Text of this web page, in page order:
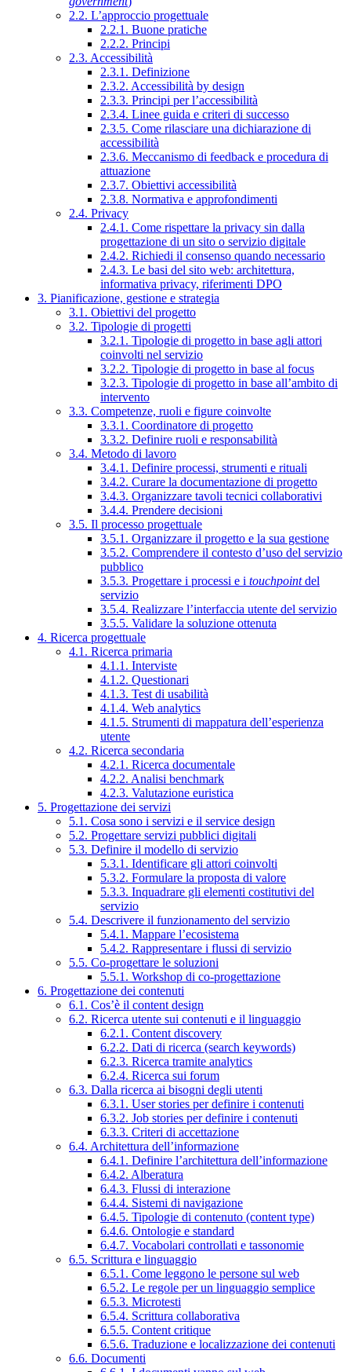
2.2. L’approccio progettuale
2.2.1. Buone pratiche
2.2.2. Principi
2.3. Accessibilità
2.3.1. Definizione
2.3.2. Accessibilità by design
2.3.3. Principi per l’accessibilità
2.3.4. Linee guida e criteri di successo
2.3.5. Come rilasciare una dichiarazione di
accessibilità
2.3.6. Meccanismo di feedback e procedura di
attuazione
2.3.7. Obiettivi accessibilità
2.3.8. Normativa e approfondimenti
2.4. Privacy
2.4.1. Come rispettare la privacy sin dalla
progettazione di un sito o servizio digitale
2.4.2. Richiedi il consenso quando necessario
2.4.3. Le basi del sito web: architettura,
informativa privacy, riferimenti DPO
3. Pianificazione, gestione e strategia
3.1. Obiettivi del progetto
3.2. Tipologie di progetti
3.2.1. Tipologie di progetto in base agli attori
coinvolti nel servizio
3.2.2. Tipologie di progetto in base al focus
3.2.3. Tipologie di progetto in base all’ambito di
intervento
3.3. Competenze, ruoli e figure coinvolte
3.3.1. Coordinatore di progetto
3.3.2. Definire ruoli e responsabilità
3.4. Metodo di lavoro
3.4.1. Definire processi, strumenti e rituali
3.4.2. Curare la documentazione di progetto
3.4.3. Organizzare tavoli tecnici collaborativi
3.4.4. Prendere decisioni
3.5. Il processo progettuale
3.5.1. Organizzare il progetto e la sua gestione
3.5.2. Comprendere il contesto d’uso del servizio
pubblico
3.5.3. Progettare i processi e i touchpointdel
servizio
3.5.4. Realizzare l’interfaccia utente del servizio
3.5.5. Validare la soluzione ottenuta
4. Ricerca progettuale
4.1. Ricerca primaria
4.1.1. Interviste
4.1.2. Questionari
4.1.3. Test di usabilità
4.1.4. Web analytics
4.1.5. Strumenti di mappatura dell’esperienza
utente
4.2. Ricerca secondaria
4.2.1. Ricerca documentale
4.2.2. Analisi benchmark
4.2.3. Valutazione euristica
5. Progettazione dei servizi
5.1. Cosa sono i servizi e il service design
5.2. Progettare servizi pubblici digitali
5.3. Definire il modello di servizio
5.3.1. Identificare gli attori coinvolti
5.3.2. Formulare la proposta di valore
5.3.3. Inquadrare gli elementi costitutivi del
servizio
5.4. Descrivere il funzionamento del servizio
5.4.1. Mappare l’ecosistema
5.4.2. Rappresentare i flussi di servizio
5.5. Co-progettare le soluzioni
5.5.1. Workshop di co-progettazione
6. Progettazione dei contenuti
6.1. Cos’è il content design
6.2. Ricerca utente sui contenuti e il linguaggio
6.2.1. Content discovery
6.2.2. Dati di ricerca (search keywords)
6.2.3. Ricerca tramite analytics
6.2.4. Ricerca sui forum
6.3. Dalla ricerca ai bisogni degli utenti
6.3.1. User stories per definire i contenuti
6.3.2. Job stories per definire i contenuti
6.3.3. Criteri di accettazione
6.4. Architettura dell’informazione
6.4.1. Definire l’architettura dell’informazione
6.4.2. Alberatura
6.4.3. Flussi di interazione
6.4.4. Sistemi di navigazione
6.4.5. Tipologie di contenuto (content type)
6.4.6. Ontologie e standard
6.4.7. Vocabolari controllati e tassonomie
6.5. Scrittura e linguaggio
6.5.1. Come leggono le persone sul web
6.5.2. Le regole per un linguaggio semplice
6.5.3. Microtesti
6.5.4. Scrittura collaborativa
6.5.5. Content critique
6.5.6. Traduzione e localizzazione dei contenuti
6.6. Documenti